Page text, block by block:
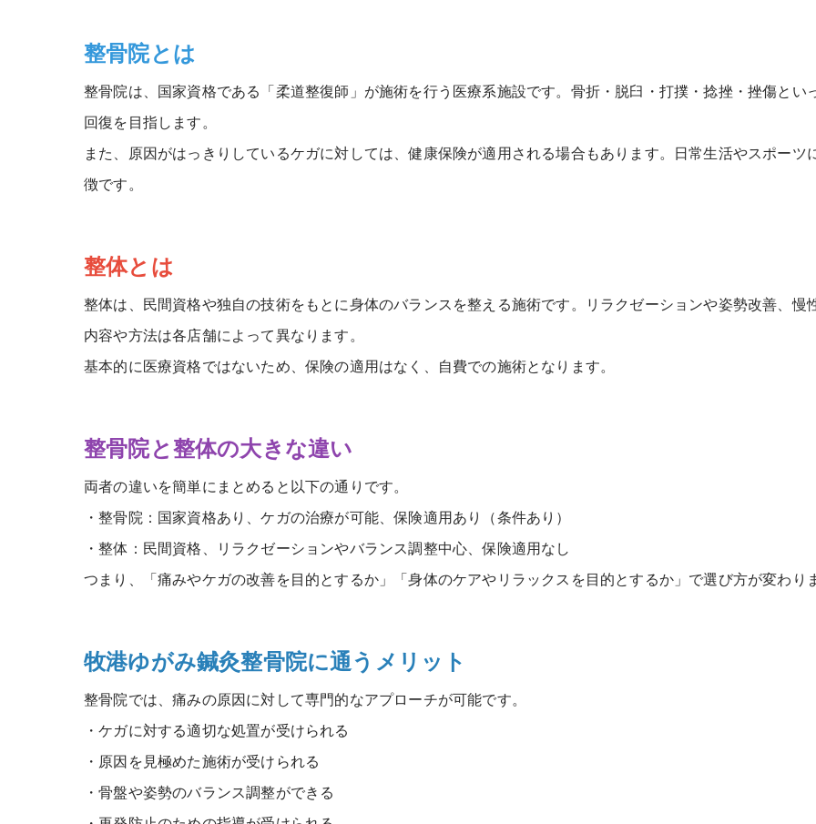
整骨院とは
整骨院は、国家資格である「柔道整復師」が施術を行う医療系施設です。骨折・脱臼・打撲・捻挫・挫傷と
回復を目指します。
また、原因がはっきりしているケガに対しては、健康保険が適用される場合もあります。日常生活やスポー
徴です。
整体とは
整体は、民間資格や独自の技術をもとに身体のバランスを整える施術です。リラクゼーションや姿勢改善、
内容や方法は各店舗によって異なります。
基本的に医療資格ではないため、保険の適用はなく、自費での施術となります。
整骨院と整体の大きな違い
両者の違いを簡単にまとめると以下の通りです。
・整骨院：国家資格あり、ケガの治療が可能、保険適用あり（条件あり）
・整体：民間資格、リラクゼーションやバランス調整中心、保険適用なし
つまり、「痛みやケガの改善を目的とするか」「身体のケアやリラックスを目的とするか」で選び方が変わり
牧港ゆがみ鍼灸整骨院に通うメリット
整骨院では、痛みの原因に対して専門的なアプローチが可能です。
・ケガに対する適切な処置が受けられる
・原因を見極めた施術が受けられる
・骨盤や姿勢のバランス調整ができる